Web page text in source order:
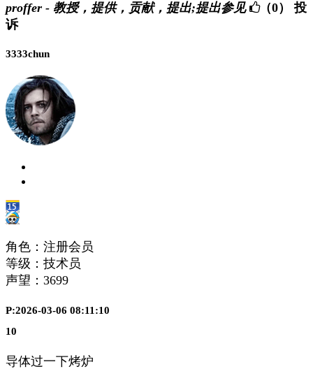
proffer - 教授，提供，贡献，提出;提出参见 （0）
投
诉
3333chun
角色：注册会员
等级：技术员
声望： 3699
P:2026-03-06 08:11:10
10
导体过一下烤炉